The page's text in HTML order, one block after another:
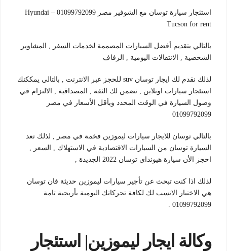
استئجار سيارة توسان مع الشوفير مصر 01099792099 – Hyundai
Tucson for rent
بالتالي بتقديم أفضل السيارات المصممة لخدمات السفر , المشاوير
الشخصية , الانتقالات اليومية , الزفاف
لذلك نقدم لك ايجار توسان suv للحجز عبر الانترنت , بالتالي يمككنك
استئجار سيارات اونلاين , نضمن لك الثقة , المصداقية , الالتزام في
وصول السيارة في الوقت المحدد وبأقل الأسعار في مصر
01099792099
بالتالي توسان للايجار سيارات ليموزين فخمة في مصر , لذلك تعد
السيارة توسان من السيارات الاقتصادية في الاستهلاك , السعر ,
احجز الأن سيارة هيونداي توسان 2022 الجديدة ,
لذلك اذا كنت تبحث عن تأجير سيارات ليموزين حديثة فان توسان
هي الاختيار الانسب لك لكافة تحركاتك اليومية بأريحية تامة
01099792099 .
وكالة ايجار ليموزين| استئجار